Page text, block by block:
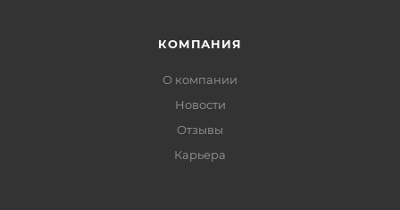
КОМПАНИЯ
О компании
Новости
Отзывы
Карьера